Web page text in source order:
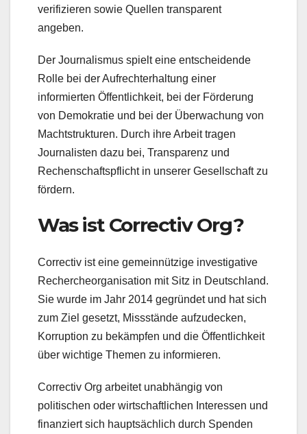
verifizieren sowie Quellen transparent
angeben.
Der Journalismus spielt eine entscheidende
Rolle bei der Aufrechterhaltung einer
informierten Öffentlichkeit, bei der Förderung
von Demokratie und bei der Überwachung von
Machtstrukturen. Durch ihre Arbeit tragen
Journalisten dazu bei, Transparenz und
Rechenschaftspflicht in unserer Gesellschaft zu
fördern.
Was ist Correctiv Org?
Correctiv ist eine gemeinnützige investigative
Rechercheorganisation mit Sitz in Deutschland.
Sie wurde im Jahr 2014 gegründet und hat sich
zum Ziel gesetzt, Missstände aufzudecken,
Korruption zu bekämpfen und die Öffentlichkeit
über wichtige Themen zu informieren.
Correctiv Org arbeitet unabhängig von
politischen oder wirtschaftlichen Interessen und
finanziert sich hauptsächlich durch Spenden